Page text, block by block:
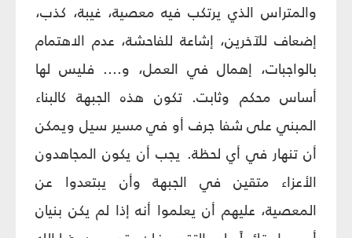
والمتراس الذي يرتكب فيه معصية، غيبة، كذب،
إضعاف للآخرين، إشاعة للفاحشة، عدم الاهتمام
بالواجبات، إهمال في العمل، و.... فليس لها
أساس محكم وثابت. تكون هذه الجبهة كالبناء
المبني على شفا جرف أو في مسير سيل ويمكن
أن تنهار في أي لحظة. يجب أن يكون المجاهدون
الأعزاء متقين في الجبهة وأن يبتعدوا عن
المعصية، عليهم أن يعلموا أنه إذا لم يكن بنيان